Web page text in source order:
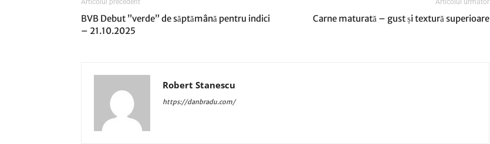
Articolul precedent
BVB Debut ”verde” de săptămână pentru indici
– 21.10.2025
Articolul următor
Carne maturată – gust și textură superioare
Robert Stanescu
https://danbradu.com/